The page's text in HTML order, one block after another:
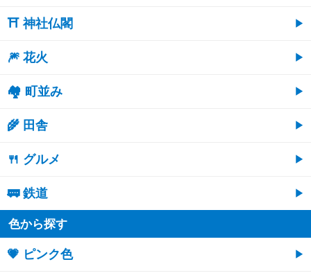
⛩ 神社仏閣
🎆 花火
🏘 町並み
🌾 田舎
🍴 グルメ
🚃 鉄道
色から探す
💗 ピンク色